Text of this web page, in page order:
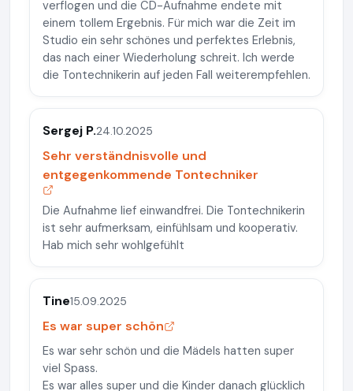
verflogen und die CD-Aufnahme endete mit
einem tollem Ergebnis. Für mich war die Zeit im
Studio ein sehr schönes und perfektes Erlebnis,
das nach einer Wiederholung schreit. Ich werde
die Tontechnikerin auf jeden Fall weiterempfehlen.
Sergej P.24.10.2025
Sehr verständnisvolle und
entgegenkommende Tontechniker
Die Aufnahme lief einwandfrei. Die Tontechnikerin
ist sehr aufmerksam, einfühlsam und kooperativ.
Hab mich sehr wohlgefühlt
Tine15.09.2025
Es war super schön
Es war sehr schön und die Mädels hatten super
viel Spass.
Es war alles super und die Kinder danach glücklich